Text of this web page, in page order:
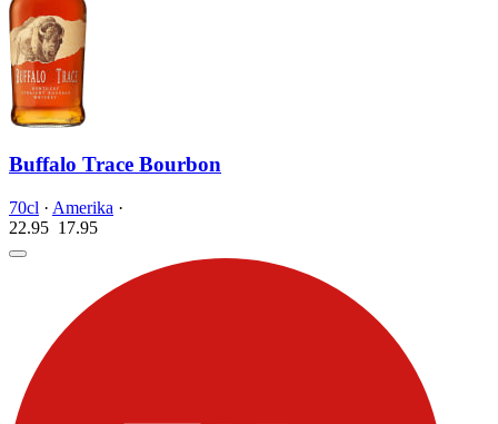
Buffalo Trace Bourbon
70cl · Amerika ·
22.95 17.95